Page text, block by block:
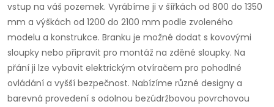
vstup na váš pozemek. Vyrábíme ji v šířkách od 800 do 1350
mm a výškách od 1200 do 2100 mm podle zvoleného
modelu a konstrukce. Branku je možné dodat s kovovými
sloupky nebo připravit pro montáž na zděné sloupky. Na
přání ji lze vybavit elektrickým otvíračem pro pohodlné
ovládání a vyšší bezpečnost. Nabízíme různé designy a
barevná provedení s odolnou bezúdržbovou povrchovou